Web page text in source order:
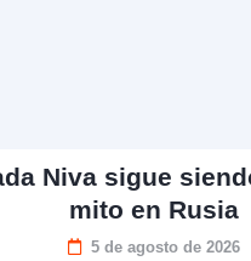
Niva sigue
mito en Rusia
5 de agosto de 2026